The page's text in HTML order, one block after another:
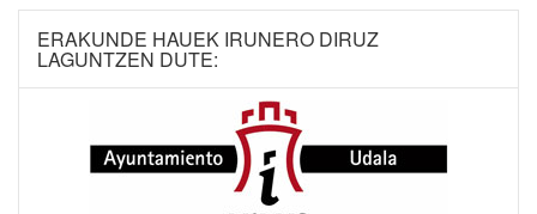
ERAKUNDE HAUEK IRUNERO DIRUZ
LAGUNTZEN DUTE: